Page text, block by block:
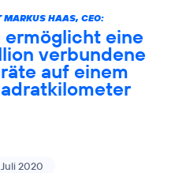
MARKUS HAAS, CEO:
ermöglicht eine
verbundene
auf einem
Juli 2020